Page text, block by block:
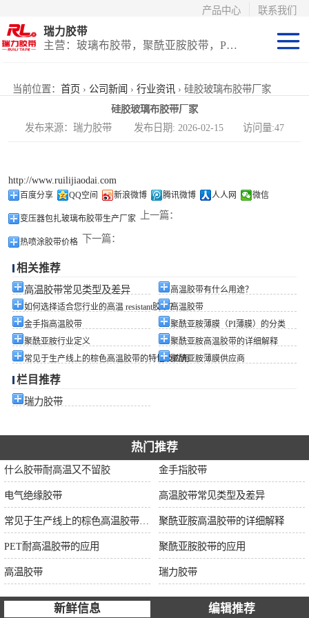
联系我们
产品中心
瑞力胶带
主营：玻璃布胶带，聚酰亚胺胶带，PET高温胶带，耐高温保护膜
当前位置： 首页 › 公司新闻 › 行业资讯 › 硅胶玻璃布胶带厂家
硅胶玻璃布胶带厂家
发布来源：瑞力胶带 发布日期: 2026-02-15 访问量:47
http://www.ruilijiaodai.com
百度分享 QQ空间 新浪微博 腾讯微博 人人网 微信
上一篇：
变压器包扎玻璃布胶带生产厂家
下一篇：
热喷涂胶带价格
相关推荐
高温胶带常见类型及差异
高温胶带有什么用途？
如何选择适合您行业的高温 resistant胶带？高温胶带
金手指高温胶带
聚酰亚胺薄膜（PI薄膜）的分类
聚酰亚胺行业定义
聚酰亚胺高温胶带的详细解释
常见于生产线上的棕色高温胶带的特性及应用聚酰亚胺薄膜供应商
栏目推荐
瑞力胶带
热门推荐
什么胶带耐高温又不留胶 金手指胶带
电气绝缘胶带 高温胶带常见类型及差异
聚酰亚胺高温胶带的详细解释
PET耐高温胶带的应用 聚酰亚胺胶带的应用
高温胶带 瑞力胶带
新鲜信息 编辑推荐
聚酰亚胺系列
玻璃布胶带（特
（保护膜）
等离子热喷涂胶
带
防火陶瓷化硅胶
带